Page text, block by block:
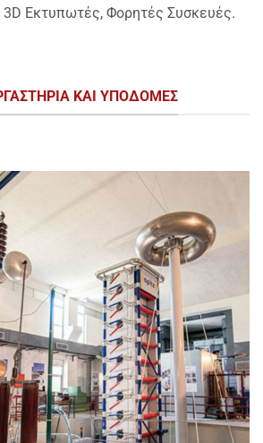
3D Εκτυπωτές, Φορητές Συσκευές.
ΚΑΙ ΥΠΟΔΟΜΈΣ